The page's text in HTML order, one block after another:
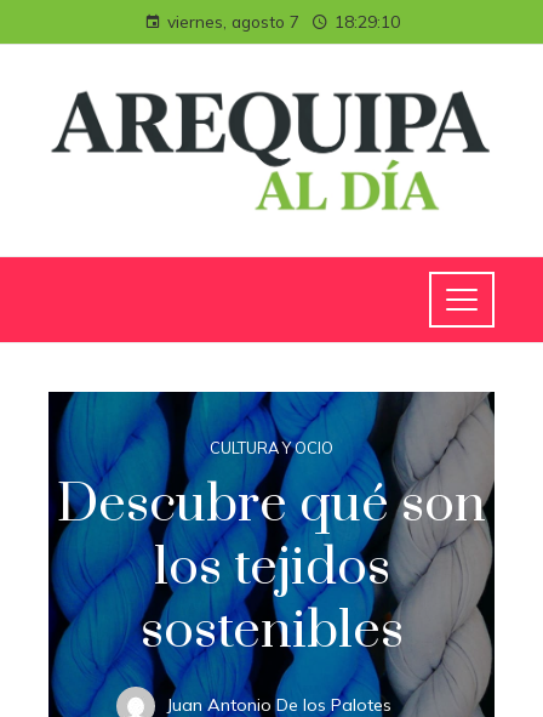
viernes, agosto 7 18:29:10
CULTURA Y OCIO
Descubre qué son
los tejidos
sostenibles
Juan Antonio De los Palotes